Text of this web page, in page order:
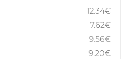
12.34€
7.62€
9.56€
9.20€